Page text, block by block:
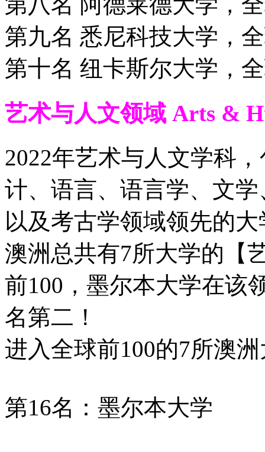
第九名 悉尼科技大学，
第十名 纽卡斯尔大学，
艺术与人文领域 Arts &
2022年艺术与人文学科
计、语言、语言学、文
以及考古学领域领先的大
澳洲总共有7所大学的【
前100，墨尔本大学在该
名第二！
进入全球前100的7所澳
第16名：墨尔本大学